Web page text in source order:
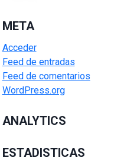
META
Acceder
Feed de entradas
Feed de comentarios
WordPress.org
ANALYTICS
ESTADISTICAS